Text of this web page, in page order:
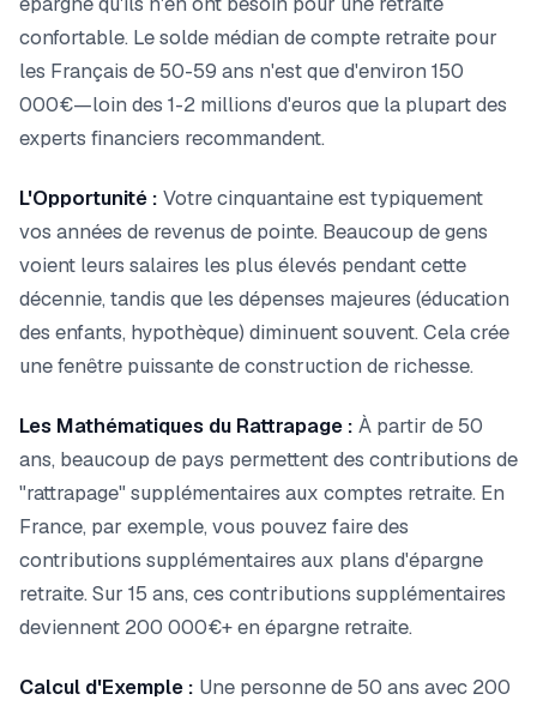
confortable. Le solde médian de compte retraite pour
les Français de 50-59 ans n'est que d'environ 150
000€—loin des 1-2 millions d'euros que la plupart des
experts financiers recommandent.
L'Opportunité : Votre cinquantaine est typiquement
vos années de revenus de pointe. Beaucoup de gens
voient leurs salaires les plus élevés pendant cette
décennie, tandis que les dépenses majeures (éducation
des enfants, hypothèque) diminuent souvent. Cela crée
une fenêtre puissante de construction de richesse.
Les Mathématiques du Rattrapage : À partir de 50
ans, beaucoup de pays permettent des contributions de
"rattrapage" supplémentaires aux comptes retraite. En
France, par exemple, vous pouvez faire des
contributions supplémentaires aux plans d'épargne
retraite. Sur 15 ans, ces contributions supplémentaires
deviennent 200 000€+ en épargne retraite.
Calcul d'Exemple : Une personne de 50 ans avec 200